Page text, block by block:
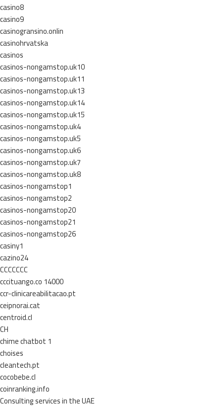
casino8
casino9
casinogransino.onlin
casinohrvatska
casinos
casinos-nongamstop.uk10
casinos-nongamstop.uk11
casinos-nongamstop.uk13
casinos-nongamstop.uk14
casinos-nongamstop.uk15
casinos-nongamstop.uk4
casinos-nongamstop.uk5
casinos-nongamstop.uk6
casinos-nongamstop.uk7
casinos-nongamstop.uk8
casinos-nongamstop1
casinos-nongamstop2
casinos-nongamstop20
casinos-nongamstop21
casinos-nongamstop26
casiny1
cazino24
CCCCCCC
cccituango.co 14000
ccr-clinicareabilitacao.pt
ceipnorai.cat
centroid.cl
CH
chime chatbot 1
choises
cleantech.pt
cocobebe.cl
coinranking.info
Consulting services in the UAE